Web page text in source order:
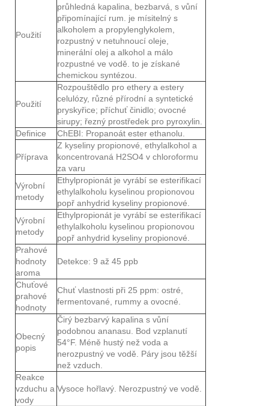
Použití
průhledná kapalina, bezbarvá, s vůní
připomínající rum. je mísitelný s
alkoholem a propylenglykolem,
rozpustný v netuhnoucí oleje,
minerální olej a alkohol a málo
rozpustné ve vodě. to je získané
chemickou syntézou.
Použití
Rozpouštědlo pro ethery a estery
celulózy, různé přírodní a syntetické
pryskyřice; příchuť činidlo; ovocné
sirupy; řezný prostředek pro pyroxylin.
Definice
ChEBI: Propanoát ester ethanolu.
Příprava
Z kyseliny propionové, ethylalkohol a
koncentrovaná H2SO4 v chloroformu
za varu
Výrobní
metody
Ethylpropionát je vyrábí se esterifikací
ethylalkoholu kyselinou propionovou
popř anhydrid kyseliny propionové.
Výrobní
metody
Ethylpropionát je vyrábí se esterifikací
ethylalkoholu kyselinou propionovou
popř anhydrid kyseliny propionové.
Prahové
hodnoty
aroma
Detekce: 9 až 45 ppb
Chuťové
prahové
hodnoty
Chuť vlastnosti při 25 ppm: ostré,
fermentované, rummy a ovocné.
Obecný
popis
Čirý bezbarvý kapalina s vůní
podobnou ananasu. Bod vzplanutí
54°F. Méně hustý než voda a
nerozpustný ve vodě. Páry jsou těžší
než vzduch.
Reakce
vzduchu a
vody
Vysoce hořlavý. Nerozpustný ve vodě.